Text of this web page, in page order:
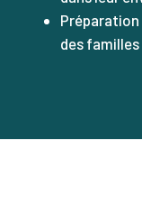
Préparation
des